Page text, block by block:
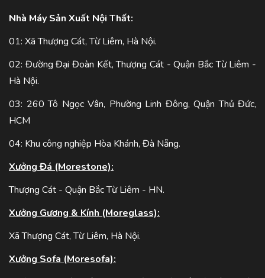
Nhà Máy Sản Xuất Nội Thất:
01: Xã Thượng Cát, Từ Liêm, Hà Nội.
02: Đường Đại Đoàn Kết, Thượng Cát - Quận Bắc Từ Liêm -
Hà Nội.
03: 260 Tô Ngọc Vân, Phường Linh Đông, Quận Thủ Đức,
HCM
04: Khu công nghiệp Hòa Khánh, Đà Nẵng.
Xưởng Đá (Morestone):
Thượng Cát - Quận Bắc Từ Liêm - HN.
Xưởng Gương & Kính (Moreglass):
Xã Thượng Cát, Từ Liêm, Hà Nội.
Xưởng Sofa (Moresofa):